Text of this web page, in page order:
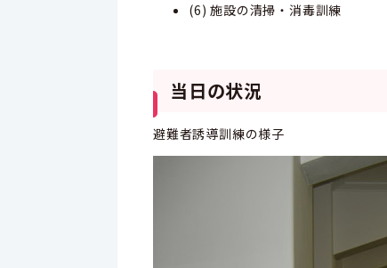
(6) 施設の清掃・消毒訓練
当日の状況
避難者誘導訓練の様子